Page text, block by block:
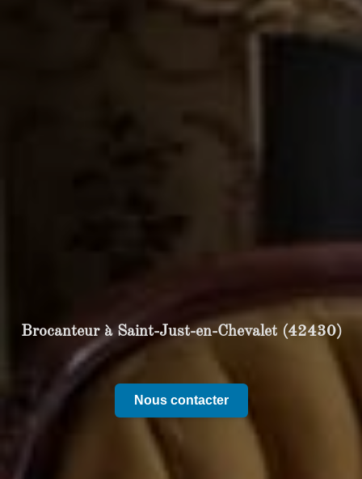
Brocanteur à Saint-Just-en-Chevalet (42430)
Nous contacter